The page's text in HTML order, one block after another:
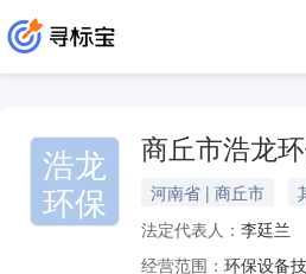
浩龙
环保
商丘市浩龙
河南省 | 商丘市
法定代表人： 李廷兰
经营范围：